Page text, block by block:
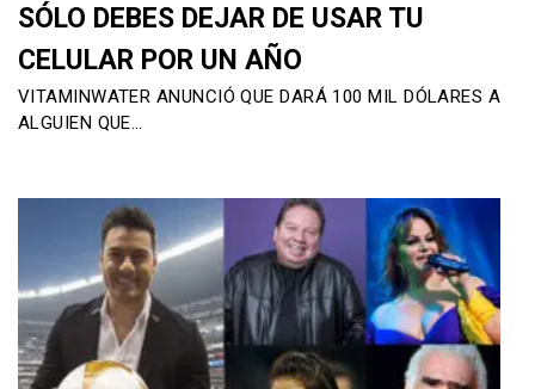
SÓLO DEBES DEJAR DE USAR TU
CELULAR POR UN AÑO
VITAMINWATER ANUNCIÓ QUE DARÁ 100 MIL DÓLARES A
ALGUIEN QUE…